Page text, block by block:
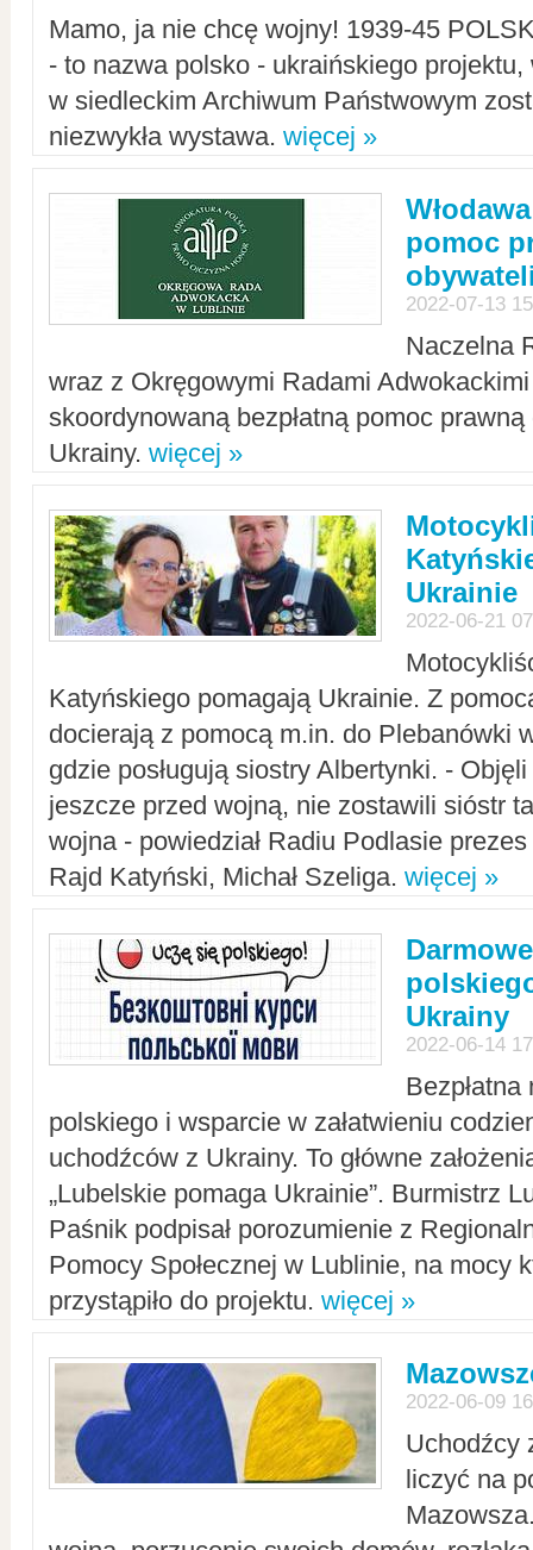
Mamo, ja nie chcę wojny! 1939-45
- to nazwa polsko - ukraińskiego
w siedleckim Archiwum Państwowym
niezwykła wystawa. więcej »
pomoc
2022-07-13
Naczelna
wraz z Okręgowymi Radami Adwokackimi
skoordynowaną bezpłatną pomoc
Ukrainy. więcej »
Ukrainie
2022-06-21
Katyńskiego pomagają Ukrainie. Z
docierają z pomocą m.in. do Plebanówki
gdzie posługują siostry Albertynki. -
jeszcze przed wojną, nie zostawili sióstr
wojna - powiedział Radiu Podlasie
Rajd Katyński, Michał Szeliga. więcej »
Ukrainy
2022-06-14
polskiego i wsparcie w załatwieniu
uchodźców z Ukrainy. To główne
„Lubelskie pomaga Ukrainie”. Burmistrz
Paśnik podpisał porozumienie z
Pomocy Społecznej w Lublinie, na mocy
przystąpiło do projektu. więcej »
2022-06-09
Uchodźcy
liczyć na